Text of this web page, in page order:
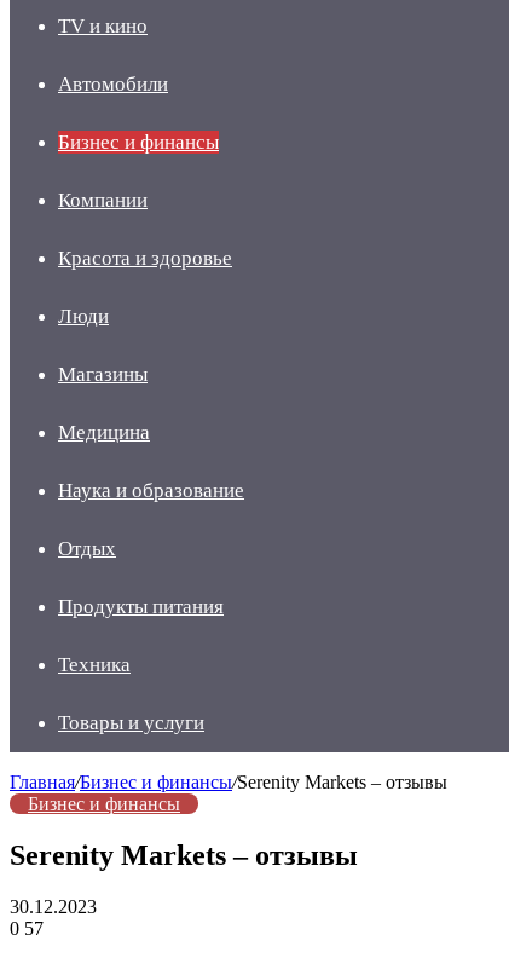
TV и кино
Автомобили
Бизнес и финансы
Компании
Красота и здоровье
Люди
Магазины
Медицина
Наука и образование
Отдых
Продукты питания
Техника
Товары и услуги
Главная/Бизнес и финансы/Serenity Markets – отзывы
Бизнес и финансы
Serenity Markets – отзывы
30.12.2023
0 57